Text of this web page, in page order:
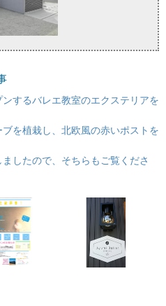
するバレエ教室のエクステリアを
を植栽し、北欧風の赤いポストを
したので、そちらもご覧くださ